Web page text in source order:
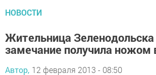
НОВОСТИ
Жительница Зеленодольска
замечание получила ножом
Автор, 12 февраля 2013 - 08:50